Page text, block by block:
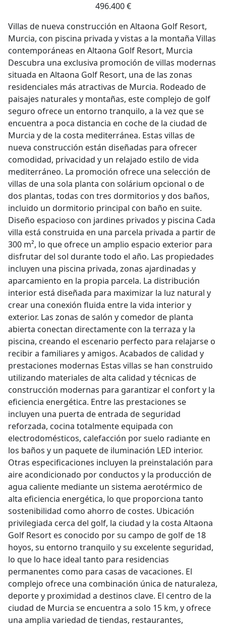
496.400 €
Villas de nueva construcción en Altaona Golf Resort,
Murcia, con piscina privada y vistas a la montaña Villas
contemporáneas en Altaona Golf Resort, Murcia
Descubra una exclusiva promoción de villas modernas
situada en Altaona Golf Resort, una de las zonas
residenciales más atractivas de Murcia. Rodeado de
paisajes naturales y montañas, este complejo de golf
seguro ofrece un entorno tranquilo, a la vez que se
encuentra a poca distancia en coche de la ciudad de
Murcia y de la costa mediterránea. Estas villas de
nueva construcción están diseñadas para ofrecer
comodidad, privacidad y un relajado estilo de vida
mediterráneo. La promoción ofrece una selección de
villas de una sola planta con solárium opcional o de
dos plantas, todas con tres dormitorios y dos baños,
incluido un dormitorio principal con baño en suite.
Diseño espacioso con jardines privados y piscina Cada
villa está construida en una parcela privada a partir de
300 m², lo que ofrece un amplio espacio exterior para
disfrutar del sol durante todo el año. Las propiedades
incluyen una piscina privada, zonas ajardinadas y
aparcamiento en la propia parcela. La distribución
interior está diseñada para maximizar la luz natural y
crear una conexión fluida entre la vida interior y
exterior. Las zonas de salón y comedor de planta
abierta conectan directamente con la terraza y la
piscina, creando el escenario perfecto para relajarse o
recibir a familiares y amigos. Acabados de calidad y
prestaciones modernas Estas villas se han construido
utilizando materiales de alta calidad y técnicas de
construcción modernas para garantizar el confort y la
eficiencia energética. Entre las prestaciones se
incluyen una puerta de entrada de seguridad
reforzada, cocina totalmente equipada con
electrodomésticos, calefacción por suelo radiante en
los baños y un paquete de iluminación LED interior.
Otras especificaciones incluyen la preinstalación para
aire acondicionado por conductos y la producción de
agua caliente mediante un sistema aerotérmico de
alta eficiencia energética, lo que proporciona tanto
sostenibilidad como ahorro de costes. Ubicación
privilegiada cerca del golf, la ciudad y la costa Altaona
Golf Resort es conocido por su campo de golf de 18
hoyos, su entorno tranquilo y su excelente seguridad,
lo que lo hace ideal tanto para residencias
permanentes como para casas de vacaciones. El
complejo ofrece una combinación única de naturaleza,
deporte y proximidad a destinos clave. El centro de la
ciudad de Murcia se encuentra a solo 15 km, y ofrece
una amplia variedad de tiendas, restaurantes,